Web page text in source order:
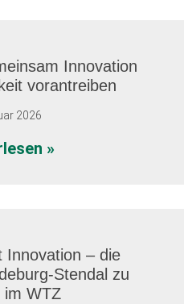
und
7.
Innovation
vorantreiben
2026
»Start
Innovation
und
Nachhaltigkeit
Innovation – die
Stendal zu
im WTZ